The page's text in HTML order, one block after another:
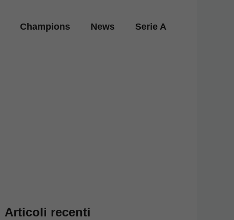
Champions News Serie A
Articoli recenti